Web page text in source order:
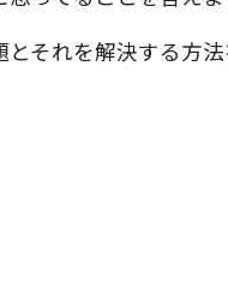
それを解決する方法